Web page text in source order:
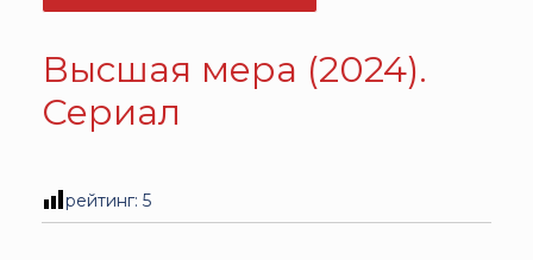
Высшая мера (2024).
Сериал
рейтинг: 5